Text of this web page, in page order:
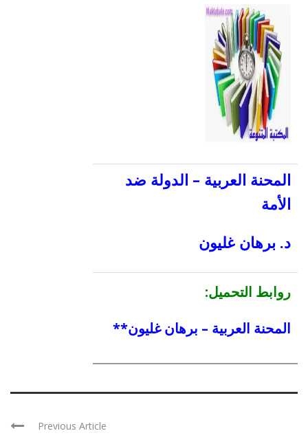
المحنة العربية – الدولة ضد
الأمة
د. برهان غليون
روابط التحميل:
المحنة العربية – برهان غليون**
Previous Article